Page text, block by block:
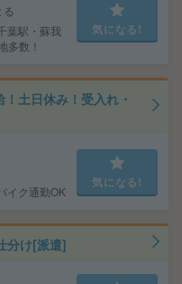
葉駅・蘇我
多数！
気になる!
土日休み！受入れ・
イク通勤OK
気になる!
分け[派遣]